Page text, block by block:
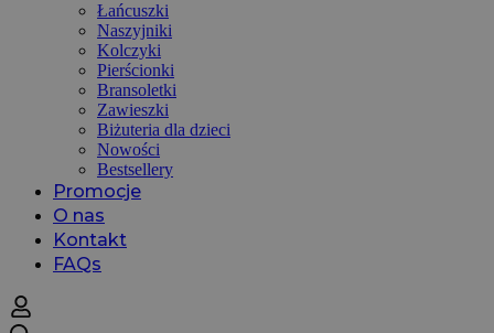
Łańcuszki
Naszyjniki
Kolczyki
Pierścionki
Bransoletki
Zawieszki
Biżuteria dla dzieci
Nowości
Bestsellery
Promocje
O nas
Kontakt
FAQs